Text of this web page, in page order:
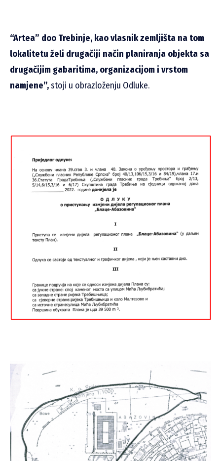
“Artea” doo Trebinje, kao vlasnik zemljišta na tom
lokalitetu želi drugačiji način planiranja objekta sa
drugačijim gabaritima, organizacijom i vrstom
namjene”,stoji u obrazloženju Odluke.